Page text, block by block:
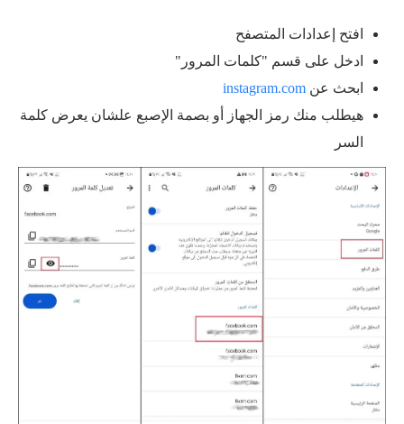
افتح إعدادات المتصفح
ادخل على قسم "كلمات المرور"
ابحث عن instagram.com
هيطلب منك رمز الجهاز أو بصمة الإصبع علشان يعرض كلمة
السر